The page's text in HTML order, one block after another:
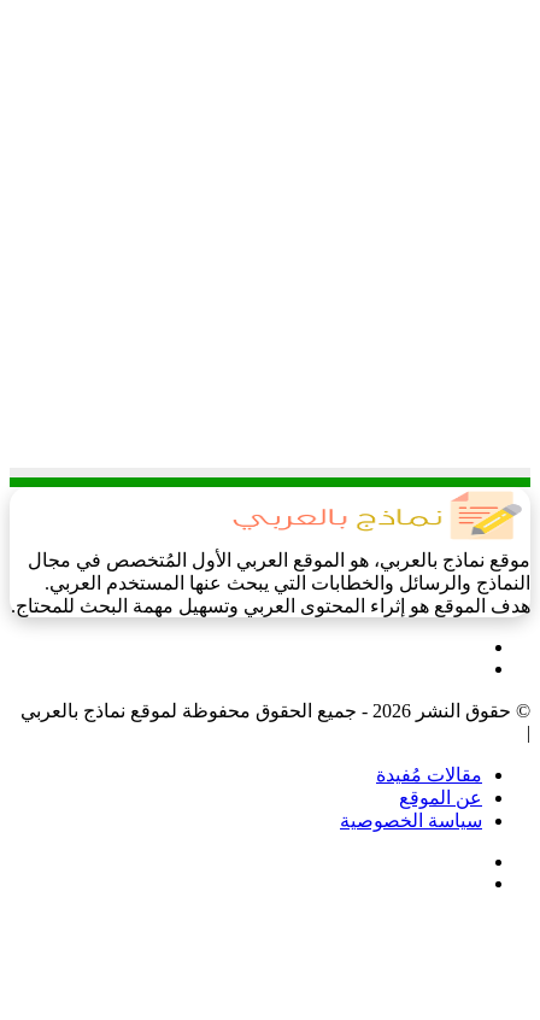
موقع نماذج بالعربي، هو الموقع العربي الأول المُتخصص في مجال
النماذج والرسائل والخطابات التي يبحث عنها المستخدم العربي.
هدف الموقع هو إثراء المحتوى العربي وتسهيل مهمة البحث للمحتاج.
© حقوق النشر 2026 - جميع الحقوق محفوظة لموقع نماذج بالعربي
|
مقالات مُفيدة
عن الموقع
سياسة الخصوصية